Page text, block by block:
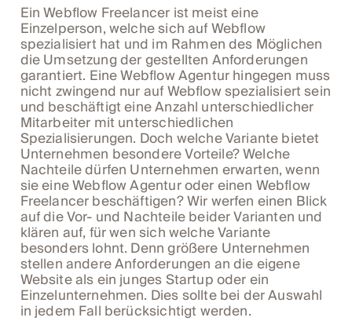
Ein Webflow Freelancer ist meist eine
Einzelperson, welche sich auf Webflow
spezialisiert hat und im Rahmen des Möglichen
die Umsetzung der gestellten Anforderungen
garantiert. Eine Webflow Agentur hingegen muss
nicht zwingend nur auf Webflow spezialisiert sein
und beschäftigt eine Anzahl unterschiedlicher
Mitarbeiter mit unterschiedlichen
Spezialisierungen. Doch welche Variante bietet
Unternehmen besondere Vorteile? Welche
Nachteile dürfen Unternehmen erwarten, wenn
sie eine Webflow Agentur oder einen Webflow
Freelancer beschäftigen? Wir werfen einen Blick
auf die Vor- und Nachteile beider Varianten und
klären auf, für wen sich welche Variante
besonders lohnt. Denn größere Unternehmen
stellen andere Anforderungen an die eigene
Website als ein junges Startup oder ein
Einzelunternehmen. Dies sollte bei der Auswahl
in jedem Fall berücksichtigt werden.